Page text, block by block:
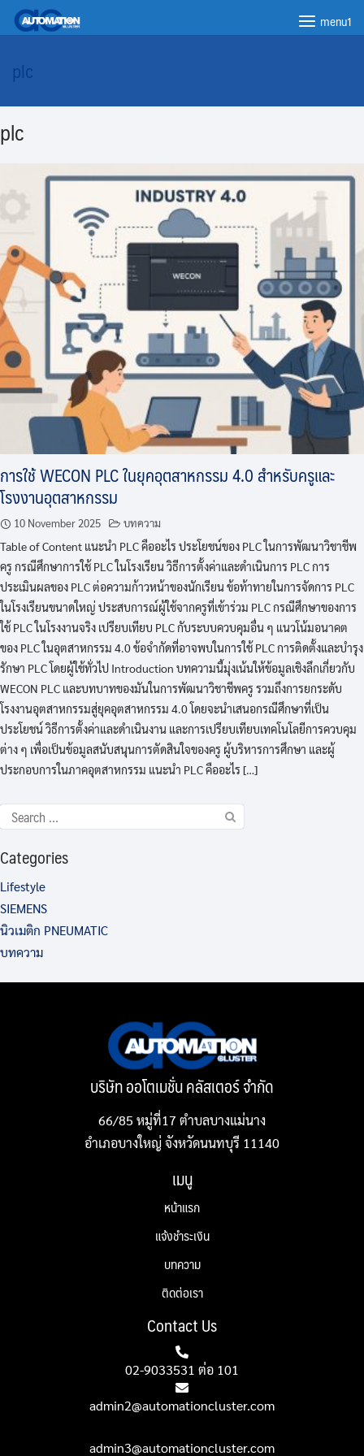
menu1
plc
plc
การใช้ WECON PLC ในยุคอุตสาหกรรม 4.0 สำหรับครูและ
โรงงานอุตสาหกรรม
10 November 2025 บทความ
Table of Content แนะนำ PLC คืออะไร ประโยชน์ของ PLC ในการพัฒนาวิชาชีพ
ครู กรณีศึกษาการใช้ PLC ในโรงเรียน วิธีการตั้งค่าและดำเนินการ PLC การ
ประเมินผลของ PLC ต่อความก้าวหน้าของนักเรียน ข้อท้าทายในการจัดการ PLC
ในโรงเรียนขนาดใหญ่ ประสบการณ์ผู้ใช้จากครูที่เข้าร่วม PLC กรณีศึกษาของการ
ใช้ PLC ในโรงงานจริง เปรียบเทียบ PLC กับระบบควบคุมอื่น ๆ แนวโน้มอนาคต
ของ PLC ในอุตสาหกรรม 4.0 ข้อจำกัดที่อาจพบในการใช้ PLC การติดตั้งและบำรุง
รักษา PLC โดยผู้ใช้ทั่วไป Introduction บทความนี้มุ่งเน้นให้ข้อมูลเชิงลึกเกี่ยวกับ
WECON PLC และบทบาทของมันในการพัฒนาวิชาชีพครู รวมถึงการยกระดับ
โรงงานอุตสาหกรรมสู่ยุคอุตสาหกรรม 4.0 โดยจะนำเสนอกรณีศึกษาที่เป็น
ประโยชน์ วิธีการตั้งค่าและดำเนินงาน และการเปรียบเทียบเทคโนโลยีการควบคุม
ต่าง ๆ เพื่อเป็นข้อมูลสนับสนุนการตัดสินใจของครู ผู้บริหารการศึกษา และผู้
ประกอบการในภาคอุตสาหกรรม แนะนำ PLC คืออะไร […]
Categories
Lifestyle
SIEMENS
นิวเมติก PNEUMATIC
บทความ
บริษัท ออโตเมชั่น คลัสเตอร์ จำกัด
66/85 หมู่ที่17 ตำบลบางแม่นาง
อำเภอบางใหญ่ จังหวัดนนทบุรี 11140
เมนู
หน้าแรก
แจ้งชำระเงิน
บทความ
ติดต่อเรา
Contact Us
02-9033531 ต่อ 101
admin2@automationcluster.com
admin3@automationcluster.com